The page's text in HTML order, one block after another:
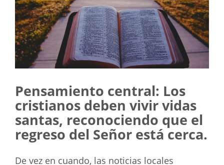
Pensamiento central: Los
cristianos deben vivir vidas
santas, reconociendo que el
regreso del Señor está cerca.
De vez en cuando, las noticias locales